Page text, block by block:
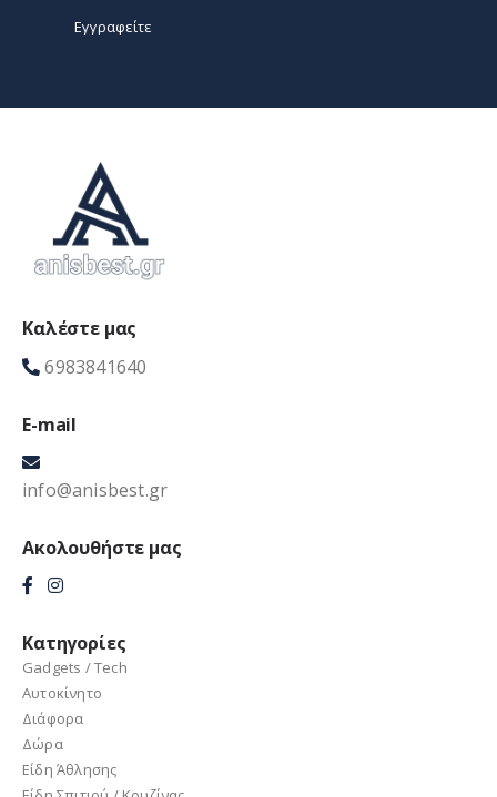
Καλέστε μας
6983841640
E-mail
info@anisbest.gr
Ακολουθήστε μας
Κατηγορίες
Gadgets / Tech
Αυτοκίνητο
Διάφορα
Δώρα
Είδη Άθλησης